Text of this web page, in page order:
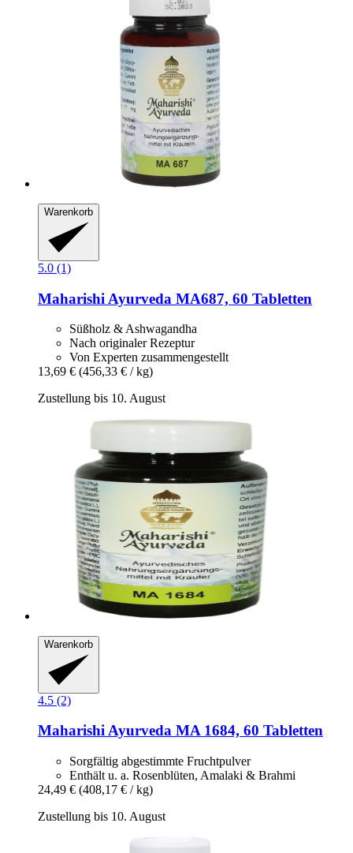
Warenkorb
5.0 (1)
Maharishi Ayurveda MA687, 60 Tabletten
Süßholz & Ashwagandha
Nach originaler Rezeptur
Von Experten zusammengestellt
13,69 € (456,33 € / kg)
Zustellung bis 10. August
Warenkorb
4.5 (2)
Maharishi Ayurveda MA 1684, 60 Tabletten
Sorgfältig abgestimmte Fruchtpulver
Enthält u. a. Rosenblüten, Amalaki & Brahmi
24,49 € (408,17 € / kg)
Zustellung bis 10. August